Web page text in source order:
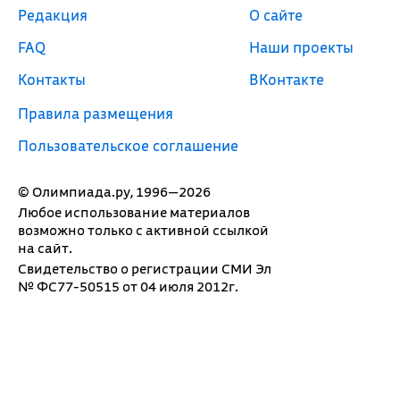
© Олимпиада.ру, 1996—2026
Любое использование материалов
возможно только с активной ссылкой
на сайт.
Свидетельство о регистрации СМИ Эл
№ ФС77-50515 от 04 июля 2012г.
Редакция
FAQ
Контакты
Правила размещения
Пользовательское соглашение
О сайте
Наши проекты
ВКонтакте